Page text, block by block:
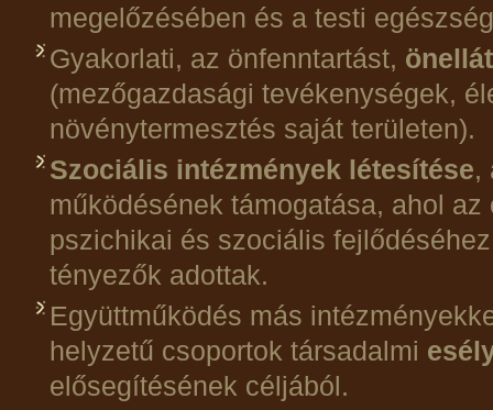
megelőzésében és a testi
Gyakorlati, az önfenntartást,
(mezőgazdasági tevékenységek,
növénytermesztés saját területen).
Szociális intézmények létesítése,
működésének támogatása, ahol
pszichikai és szociális
tényezők adottak.
Együttműködés más
helyzetű csoportok társadalmi
elősegítésének céljából.